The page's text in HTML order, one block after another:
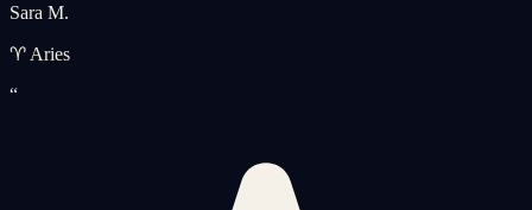
Sara M.
♈ Aries
“